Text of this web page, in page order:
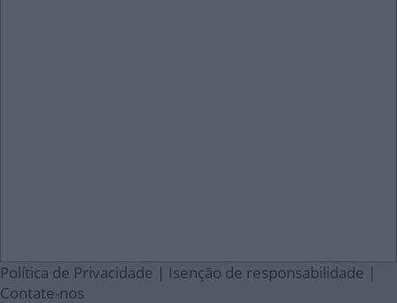
Política de Privacidade | Isenção de responsabilidade |
Contate-nos